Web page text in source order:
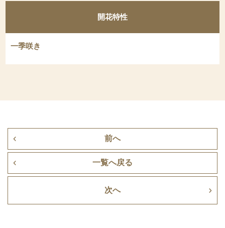
開花特性
一季咲き
前へ
一覧へ戻る
次へ